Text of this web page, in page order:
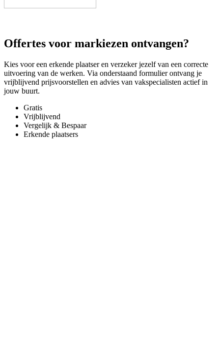
Offertes voor markiezen ontvangen?
Kies voor een erkende plaatser en verzeker jezelf van een correcte
uitvoering van de werken. Via onderstaand formulier ontvang je
vrijblijvend prijsvoorstellen en advies van vakspecialisten actief in
jouw buurt.
Gratis
Vrijblijvend
Vergelijk & Bespaar
Erkende plaatsers